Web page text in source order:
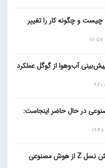
و چگونه کار را تغییر
آب‌و‌هوا از گوگل عملکرد
در حال حاضر اینجاست:
تقریباً تمام کارکنان دانش نسل Z از هوش مصنوعی